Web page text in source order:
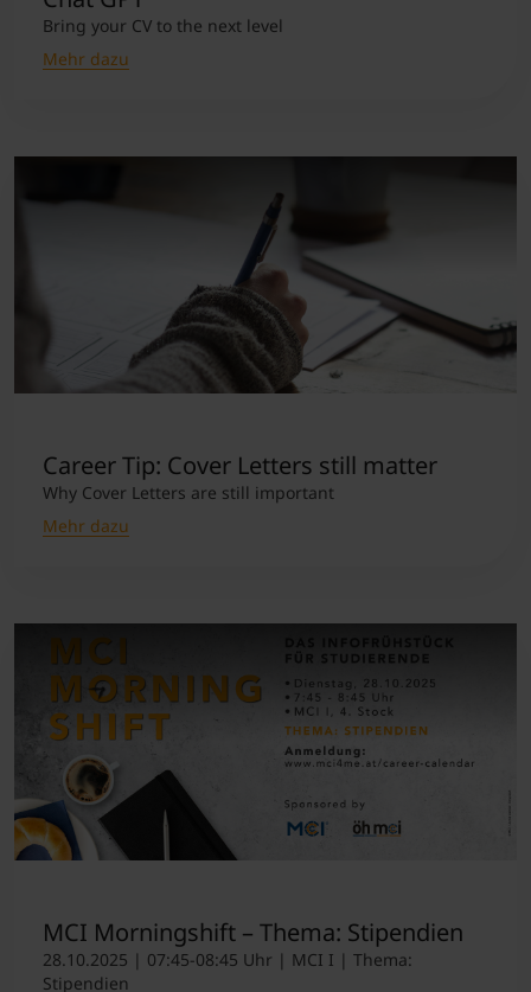
Bring your CV to the next level
Mehr dazu
Career Tip: Cover Letters still matter
Why Cover Letters are still important
Mehr dazu
MCI Morningshift – Thema: Stipendien
28.10.2025 | 07:45-08:45 Uhr | MCI I | Thema:
Stipendien